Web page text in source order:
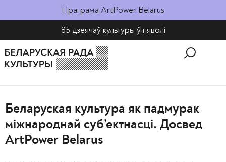
Праграма ArtPower Belarus
85 дзеячаў культуры ў няволі​
Беларуская культура як падмурак
міжнароднай суб’ектнасці. Досвед
ArtPower Belarus